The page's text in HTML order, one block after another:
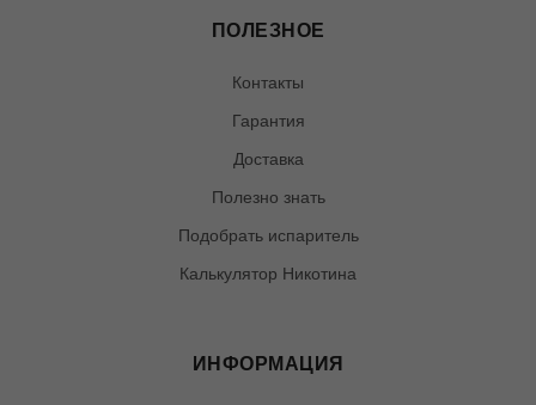
ПОЛЕЗНОЕ
Контакты
Гарантия
Доставка
Полезно знать
Подобрать испаритель
Калькулятор Никотина
ИНФОРМАЦИЯ